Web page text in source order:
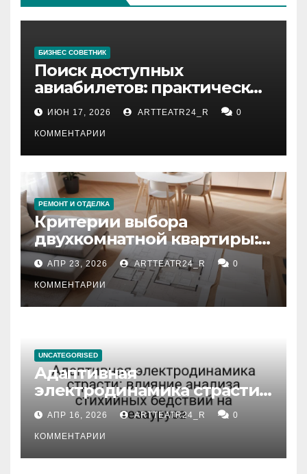
БИЗНЕС СОВЕТНИК
Поиск доступных
авиабилетов: практические
рекомендации
ИЮН 17, 2026 ARTTEATR24_R 0
КОММЕНТАРИИ
РЕМОНТ И ОТДЕЛКА
Критерии выбора
двухкомнатной квартиры:
планировка, площадь,
состояние и документация
АПР 23, 2026 ARTTEATR24_R 0
КОММЕНТАРИИ
UNCATEGORISED
Адаптивная
электродинамика страсти:
влияние анализа
стихийных бедствий на
тезауруса
АПР 16, 2026 ARTTEATR24_R 0
КОММЕНТАРИИ